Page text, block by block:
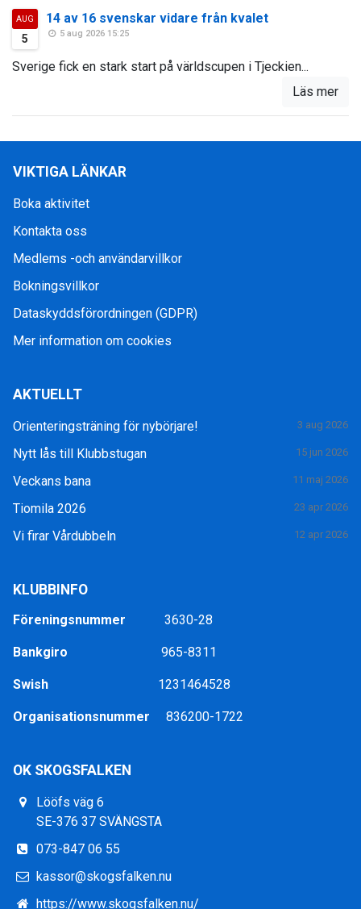
AUG
5
14 av 16 svenskar vidare från kvalet
5 aug 2026 15:25
Sverige fick en stark start på världscupen i Tjeckien...
Läs mer
VIKTIGA LÄNKAR
Boka aktivitet
Kontakta oss
Medlems -och användarvillkor
Bokningsvillkor
Dataskyddsförordningen (GDPR)
Mer information om cookies
AKTUELLT
Orienteringsträning för nybörjare! 3 aug 2026
Nytt lås till Klubbstugan 15 jun 2026
Veckans bana 11 maj 2026
Tiomila 2026 23 apr 2026
Vi firar Vårdubbeln 12 apr 2026
KLUBBINFO
Föreningsnummer 3630-28
Bankgiro 965-8311
Swish 1231464528
Organisationsnummer 836200-1722
OK SKOGSFALKEN
Lööfs väg 6
SE-376 37 SVÄNGSTA
073-847 06 55
kassor@skogsfalken.nu
https://www.skogsfalken.nu/